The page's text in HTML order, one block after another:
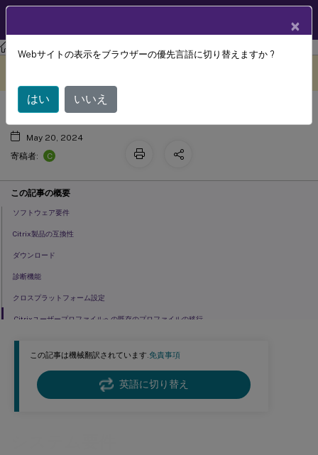
Profile Management Profile Management 2209
この記事は機械翻訳されています.免責事項
英語に切り替え
システム要件
May 20, 2024
寄稿者:
C
この記事の概要
ソフトウェア要件
Citrix製品の互換性
ダウンロード
診断機能
クロスプラットフォーム設定
Citrixユーザープロファイルへの既存のプロファイルの移行
×
Webサイトの表示をブラウザーの優先言語に切り替えますか ?
はい いいえ